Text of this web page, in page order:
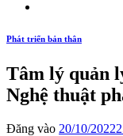
Phát triển bản thân
Tâm lý quản
Nghệ thuật
Đăng vào 20/10/2022